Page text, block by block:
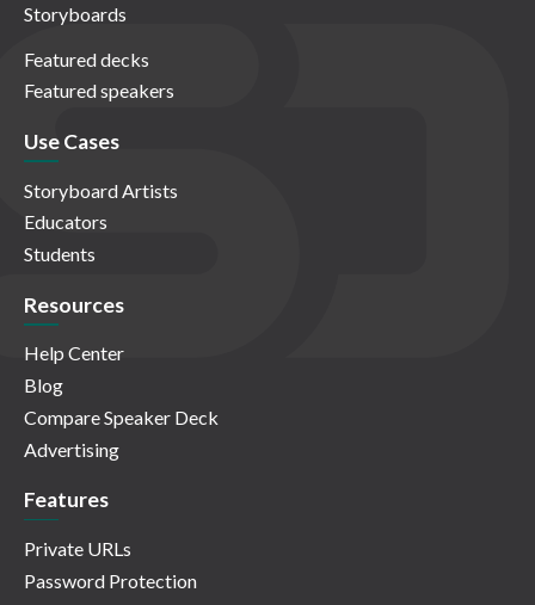
Storyboards
Featured decks
Featured speakers
Use Cases
Storyboard Artists
Educators
Students
Resources
Help Center
Blog
Compare Speaker Deck
Advertising
Features
Private URLs
Password Protection